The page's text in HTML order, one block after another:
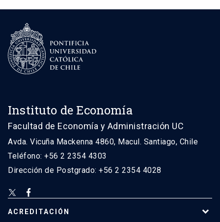
Instituto de Economía
Facultad de Economía y Administración UC
Avda. Vicuña Mackenna 4860, Macul. Santiago, Chile
Teléfono: +56 2 2354 4303
Dirección de Postgrado: +56 2 2354 4028
ACREDITACIÓN